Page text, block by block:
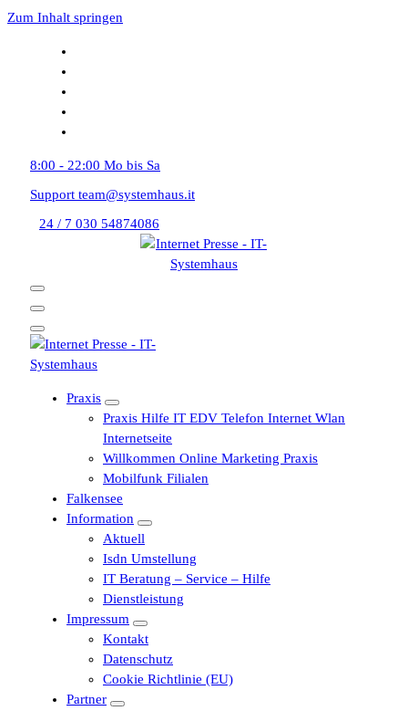
Zum Inhalt springen
8:00 - 22:00 Mo bis Sa
Support team@systemhaus.it
24 / 7 030 54874086
Praxis
Praxis Hilfe IT EDV Telefon Internet Wlan
Internetseite
Willkommen Online Marketing Praxis
Mobilfunk Filialen
Falkensee
Information
Aktuell
Isdn Umstellung
IT Beratung – Service – Hilfe
Dienstleistung
Impressum
Kontakt
Datenschutz
Cookie Richtlinie (EU)
Partner